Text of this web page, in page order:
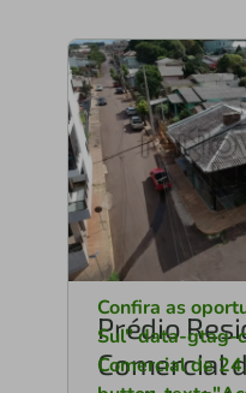
Prédio
Comercial
Confira as
Sul" data-gtag-
Comercial de